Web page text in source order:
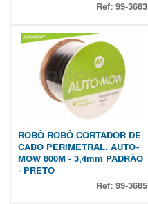
Ref: 99-3683
ROBÔ ROBÔ CORTADOR DE
CABO PERIMETRAL. AUTO-
MOW 800M - 3,4mm PADRÃO
- PRETO
Ref: 99-3685